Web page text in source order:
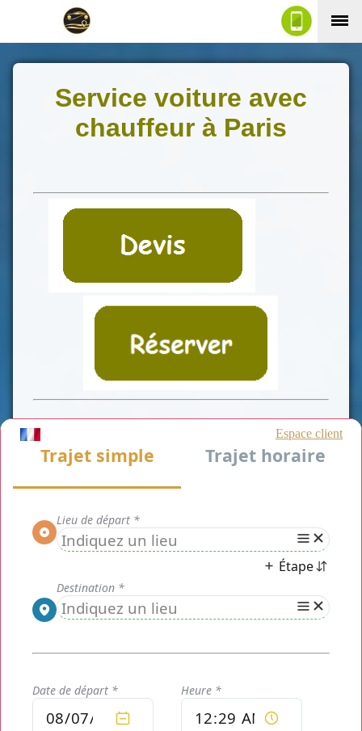
Service voiture avec
chauffeur à Paris
personnes exceptionnel dédié aux particuliers résidant, aux
professionnels et aux touristes en visite à Paris et alentours.
Nous proposons un
Service voiture avec chauffeur à Paris